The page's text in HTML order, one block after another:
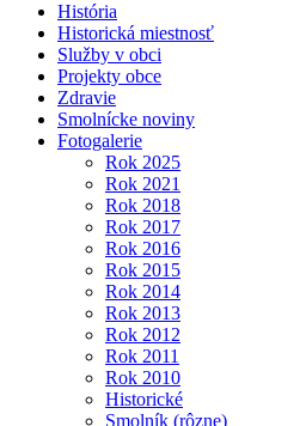
História
Historická miestnosť
Služby v obci
Projekty obce
Zdravie
Smolnícke noviny
Fotogalerie
Rok 2025
Rok 2021
Rok 2018
Rok 2017
Rok 2016
Rok 2015
Rok 2014
Rok 2013
Rok 2012
Rok 2011
Rok 2010
Historické
Smolník (rôzne)